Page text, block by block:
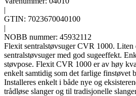
|
GTIN: 7023670040100
|
NOBB nummer: 45932112
Flexit sentralstøvsuger CVR 1000. Liten
sentralstøvsuger med god sugeeffekt.
støvpose. Flexit CVR 1000 er av høy
enkelt samtidig som det farlige finstøvet
Installeres enkelt i både nye og
trådløse slanger og til tradisjonelle